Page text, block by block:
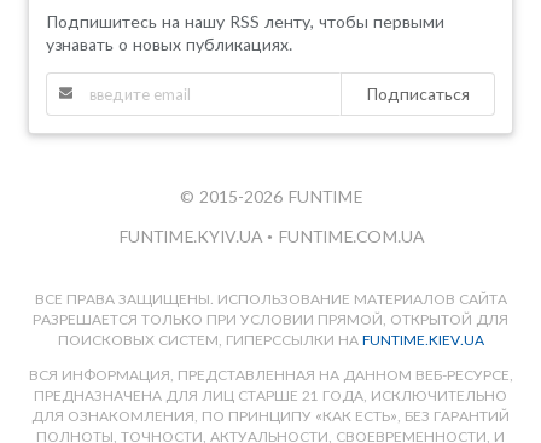
Подпишитесь на нашу RSS ленту, чтобы первыми
узнавать о новых публикациях.
Подписаться
© 2015-2026 FUNTIME
FUNTIME.KYIV.UA • FUNTIME.COM.UA
ВСЕ ПРАВА ЗАЩИЩЕНЫ. ИСПОЛЬЗОВАНИЕ МАТЕРИАЛОВ САЙТА
РАЗРЕШАЕТСЯ ТОЛЬКО ПРИ УСЛОВИИ ПРЯМОЙ, ОТКРЫТОЙ ДЛЯ
ПОИСКОВЫХ СИСТЕМ, ГИПЕРССЫЛКИ НА FUNTIME.KIEV.UA
ВСЯ ИНФОРМАЦИЯ, ПРЕДСТАВЛЕННАЯ НА ДАННОМ ВЕБ-РЕСУРСЕ,
ПРЕДНАЗНАЧЕНА ДЛЯ ЛИЦ СТАРШЕ 21 ГОДА, ИСКЛЮЧИТЕЛЬНО
ДЛЯ ОЗНАКОМЛЕНИЯ, ПО ПРИНЦИПУ «КАК ЕСТЬ», БЕЗ ГАРАНТИЙ
ПОЛНОТЫ, ТОЧНОСТИ, АКТУАЛЬНОСТИ, СВОЕВРЕМЕННОСТИ, И